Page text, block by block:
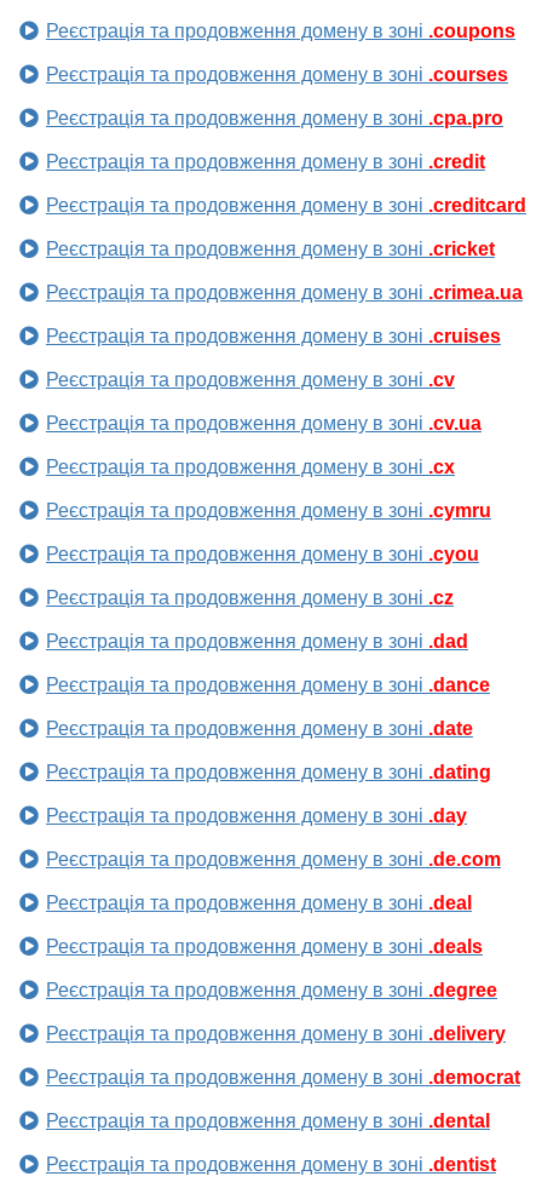
Реєстрація та продовження домену в зоні .coupons
Реєстрація та продовження домену в зоні .courses
Реєстрація та продовження домену в зоні .cpa.pro
Реєстрація та продовження домену в зоні .credit
Реєстрація та продовження домену в зоні .creditcard
Реєстрація та продовження домену в зоні .cricket
Реєстрація та продовження домену в зоні .crimea.ua
Реєстрація та продовження домену в зоні .cruises
Реєстрація та продовження домену в зоні .cv
Реєстрація та продовження домену в зоні .cv.ua
Реєстрація та продовження домену в зоні .cx
Реєстрація та продовження домену в зоні .cymru
Реєстрація та продовження домену в зоні .cyou
Реєстрація та продовження домену в зоні .cz
Реєстрація та продовження домену в зоні .dad
Реєстрація та продовження домену в зоні .dance
Реєстрація та продовження домену в зоні .date
Реєстрація та продовження домену в зоні .dating
Реєстрація та продовження домену в зоні .day
Реєстрація та продовження домену в зоні .de.com
Реєстрація та продовження домену в зоні .deal
Реєстрація та продовження домену в зоні .deals
Реєстрація та продовження домену в зоні .degree
Реєстрація та продовження домену в зоні .delivery
Реєстрація та продовження домену в зоні .democrat
Реєстрація та продовження домену в зоні .dental
Реєстрація та продовження домену в зоні .dentist